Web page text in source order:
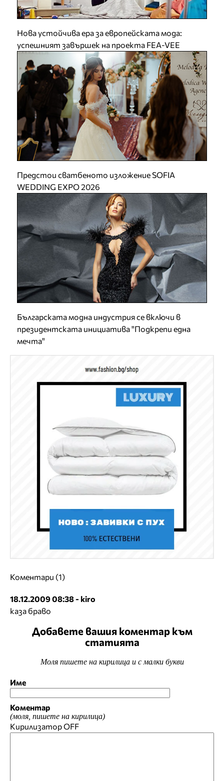
Нова устойчива ера за европейската мода:
успешният завършек на проекта FEA-VEE
Предстои сватбеното изложение SOFIA
WEDDING EXPO 2026
Българската модна индустрия се включи в
президентската инициатива "Подкрепи една
мечта"
Коментари (1)
18.12.2009 08:38 - kiro
каза браво
Добавете вашия коментар към
статията
Моля пишете на кирилица и с малки букви
Име
Коментар
(моля, пишете на кирилица)
КирилизаторOFF